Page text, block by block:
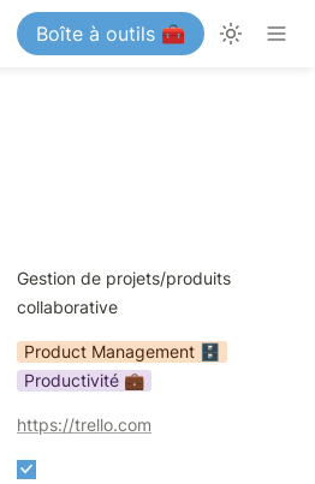
Boîte à outils 🧰
Gestion de projets/produits
collaborative
Product Management 🗄️
Productivité 💼
https://trello.com